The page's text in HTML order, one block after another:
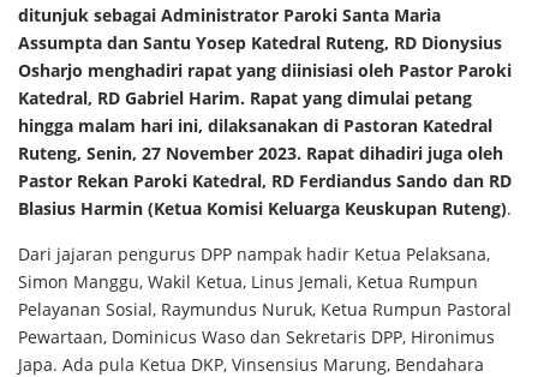
ditunjuk sebagai Administrator Paroki Santa Maria
Assumpta dan Santu Yosep Katedral Ruteng, RD Dionysius
Osharjo menghadiri rapat yang diinisiasi oleh Pastor Paroki
Katedral, RD Gabriel Harim. Rapat yang dimulai petang
hingga malam hari ini, dilaksanakan di Pastoran Katedral
Ruteng, Senin, 27 November 2023. Rapat dihadiri juga oleh
Pastor Rekan Paroki Katedral, RD Ferdiandus Sando dan RD
Blasius Harmin (Ketua Komisi Keluarga Keuskupan Ruteng).
Dari jajaran pengurus DPP nampak hadir Ketua Pelaksana,
Simon Manggu, Wakil Ketua, Linus Jemali, Ketua Rumpun
Pelayanan Sosial, Raymundus Nuruk, Ketua Rumpun Pastoral
Pewartaan, Dominicus Waso dan Sekretaris DPP, Hironimus
Japa. Ada pula Ketua DKP, Vinsensius Marung, Bendahara